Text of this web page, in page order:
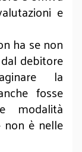
e
ha se non
debitore
la
fosse
modalità
è nelle